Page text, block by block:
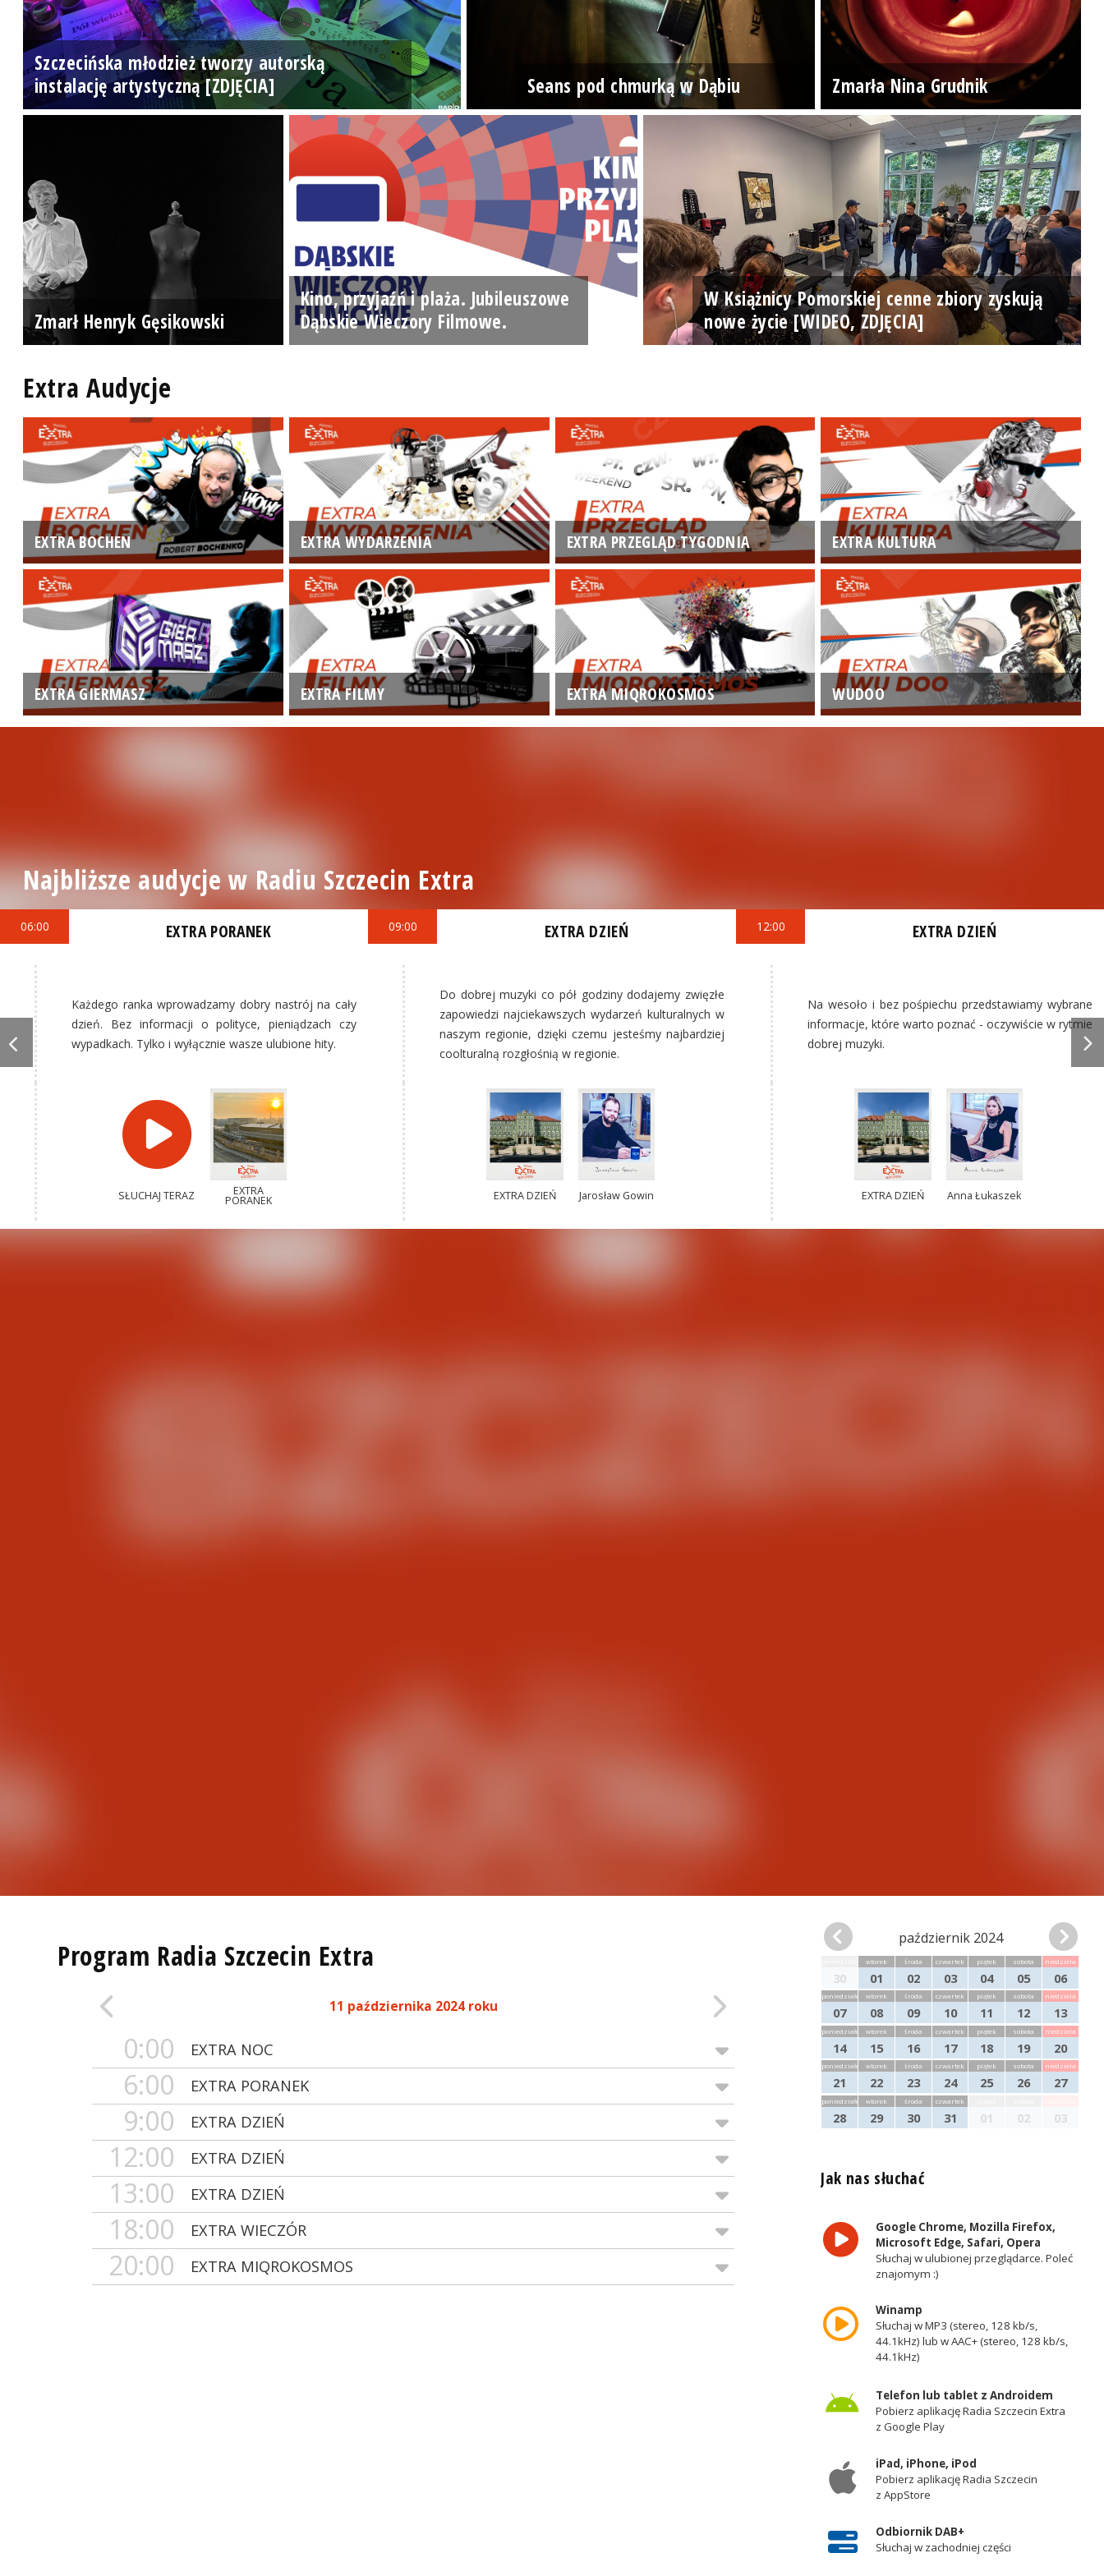
Szczecińska młodzież tworzy autorską
instalację artystyczną [ZDJĘCIA]
Seans pod chmurką w Dąbiu Zmarła Nina Grudnik
Zmarł Henryk Gęsikowski
Kino, przyjaźń i plaża. Jubileuszowe
Dąbskie Wieczory Filmowe.
W Książnicy Pomorskiej cenne zbiory zyskują
nowe życie [WIDEO, ZDJĘCIA]
Extra Audycje
EXTRA BOCHEN EXTRA WYDARZENIA EXTRA PRZEGLĄD TYGODNIA EXTRA KULTURA
EXTRA GIERMASZ EXTRA FILMY EXTRA MIQROKOSMOS WUDOO
Najbliższe audycje w Radiu Szczecin Extra
06:00 EXTRA PORANEK
Każdego ranka wprowadzamy dobry nastrój na cały
dzień. Bez informacji o polityce, pieniądzach czy
wypadkach. Tylko i wyłącznie wasze ulubione hity.
SŁUCHAJ TERAZ EXTRA
PORANEK
09:00 EXTRA DZIEŃ
Do dobrej muzyki co pół godziny dodajemy zwięzłe
zapowiedzi najciekawszych wydarzeń kulturalnych w
naszym regionie, dzięki czemu jesteśmy najbardziej
coolturalną rozgłośnią w regionie.
EXTRA DZIEŃ Jarosław Gowin
12:00 EXTRA DZIEŃ
Na wesoło i bez pośpiechu przedstawiamy wybrane
informacje, które warto poznać - oczywiście w rytmie
dobrej muzyki.
EXTRA DZIEŃ Anna Łukaszek
Program Radia Szczecin Extra
11 października 2024 roku
0:00 EXTRA NOC
6:00 EXTRA PORANEK
9:00 EXTRA DZIEŃ
12:00 EXTRA DZIEŃ
13:00 EXTRA DZIEŃ
18:00 EXTRA WIECZÓR
20:00 EXTRA MIQROKOSMOS
październik 2024
30
wtorek
01
środa
02
czwartek
03
piątek
04
sobota
05
niedziela
06
poniedziałek
07
wtorek
08
środa
09
czwartek
10
piątek
11
sobota
12
niedziela
13
poniedziałek
14
wtorek
15
środa
16
czwartek
17
piątek
18
sobota
19
niedziela
20
poniedziałek
21
wtorek
22
środa
23
czwartek
24
piątek
25
sobota
26
niedziela
27
poniedziałek
28
wtorek
29
środa
30
czwartek
31 01 02 03
Jak nas słuchać
Google Chrome, Mozilla Firefox,
Microsoft Edge, Safari, Opera
Słuchaj w ulubionej przeglądarce. Poleć
znajomym :)
Winamp
Słuchaj w MP3 (stereo, 128 kb/s,
44.1kHz) lub w AAC+ (stereo, 128 kb/s,
44.1kHz)
Telefon lub tablet z Androidem
Pobierz aplikację Radia Szczecin Extra
z Google Play
iPad, iPhone, iPod
Pobierz aplikację Radia Szczecin
z AppStore
Odbiornik DAB+
Słuchaj w zachodniej części